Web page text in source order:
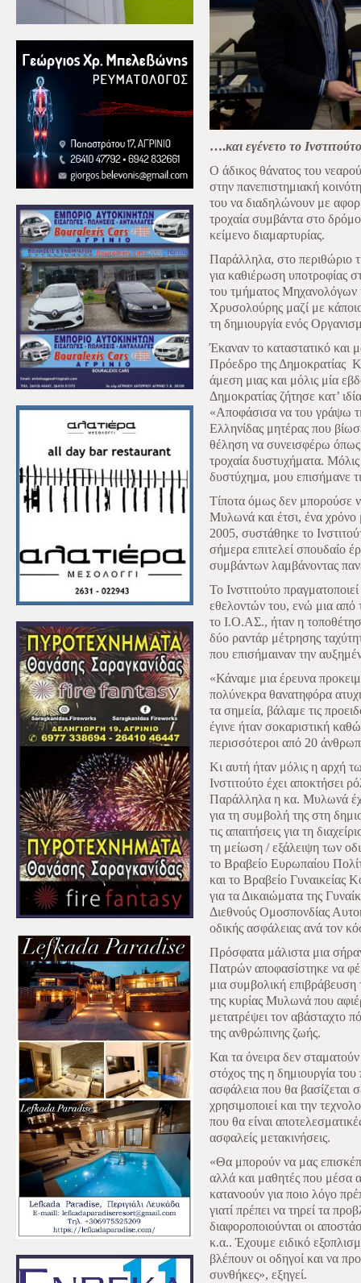
….και εγένετο το Ινστιτούτο
Ο άδικος θάνατος του
στην πανεπιστημιακή
του να διαδηλώνουν με
τροχαία συμβάντα στο
κείμενο διαμαρτυρίας.
Παράλληλα, στο περιθώριο
για καθιέρωση υποτροφίας
του τμήματος
Χρυσολούρης μαζί με
τη δημιουργία ενός
Έκαναν το καταστατικό και
Πρόεδρο της Δημοκρατίας
άμεση μιας και μόλις μία
Δημοκρατίας ζήτησε κατ’
«Αποφάσισα να του γράψω
Ελληνίδας μητέρας που
θέληση να συνεισφέρω
τροχαία δυστυχήματα.
δυστύχημα, μου επισήμανε
Τίποτα όμως δεν μπορούσε
Μυλωνά και έτσι, ένα χρόνο
2005, συστάθηκε το
σήμερα επιτελεί σπουδαίο
συμβάντων λαμβάνοντας
Το Ινστιτούτο
εθελοντών του, ενώ μια από
το Ι.Ο.ΑΣ., ήταν η
δύο ραντάρ μέτρησης
που επισήμαιναν την
«Κάναμε μια έρευνα
πολύνεκρα θανατηφόρα
τα σημεία, βάλαμε τις
έγινε ήταν σοκαριστική
περισσότεροι από 20
Κι αυτή ήταν μόλις η αρχή
Ινστιτούτο έχει
Παράλληλα η κα. Μυλωνά
για τη συμβολή της στη
τις απαιτήσεις για τη
τη μείωση / εξάλειψη των
το Βραβείο Ευρωπαίου
και το Βραβείο Γυναικείας
για τα Δικαιώματα της
Διεθνούς Ομοσπονδίας
οδικής ασφάλειας ανά τον
Πρόσφατα μάλιστα μια
Πατρών αποφασίστηκε να
μια συμβολική επιβράβευση
της κυρίας Μυλωνά που
μετατρέψει τον αβάσταχτο
της ανθρώπινης ζωής.
Και τα όνειρα δεν
στόχος της η δημιουργία
ασφάλεια που θα βασίζεται
χρησιμοποιεί και την
που θα είναι
ασφαλείς μετακινήσεις.
«Θα μπορούν να μας
αλλά και μαθητές που μέσα
κατανοούν για ποιο λόγο
γιατί πρέπει να τηρεί τα
διαφοροποιούνται οι
κ.α.. Έχουμε ειδικό
βλέπουν οι οδηγοί και να
συνθήκες», εξηγεί.